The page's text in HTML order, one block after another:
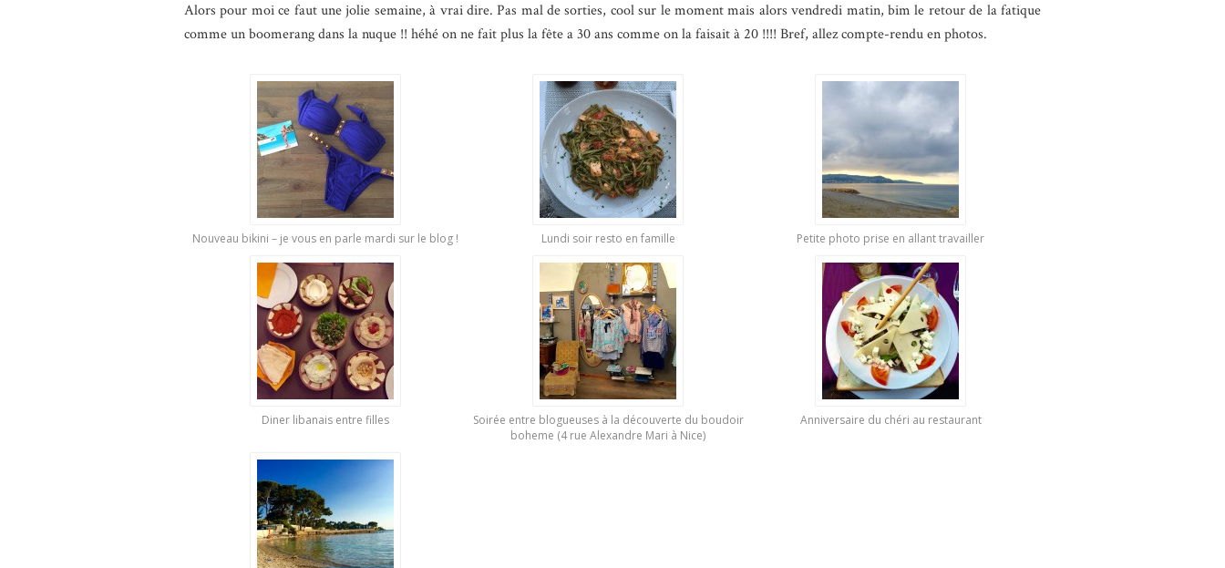
Alors pour moi ce faut une jolie semaine, à vrai dire. Pas mal de sorties, cool sur le moment mais alors vendredi matin, bim le retour de la fatique
comme un boomerang dans la nuque !! héhé on ne fait plus la fête a 30 ans comme on la faisait à 20 !!!! Bref, allez compte-rendu en photos.
Nouveau bikini – je vous en parle mardi sur le blog ! Lundi soir resto en famille Petite photo prise en allant travailler
Diner libanais entre filles
Soirée entre blogueuses à la découverte du boudoir
boheme (4 rue Alexandre Mari à Nice)
Anniversaire du chéri au restaurant